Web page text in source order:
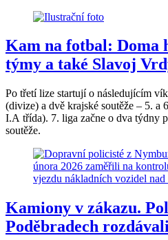
Kam na fotbal: Doma
týmy a také Slavoj
Po třetí lize startují o následujícím
(divize) a dvě krajské soutěže – 5. a
I.A třída). 7. liga začne o dva týdny
soutěže.
Kamiony v zákazu.
Poděbradech